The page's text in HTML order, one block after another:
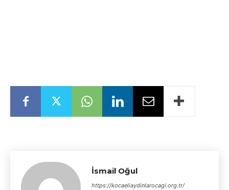
İsmail Oğul
https://kocaeliaydinlarocagi.org.tr/